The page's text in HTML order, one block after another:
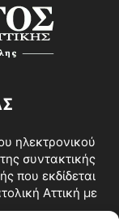
ηλεκτρονικού
συντακτικής
που εκδίδεται
Αττική με